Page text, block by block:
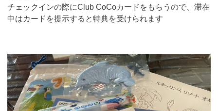
チェックインの際にClub CoCoカードをもらうので、滞在
中はカードを提示すると特典を受けられます